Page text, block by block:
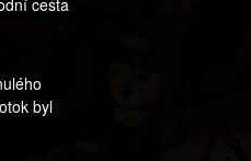
cesta
byl